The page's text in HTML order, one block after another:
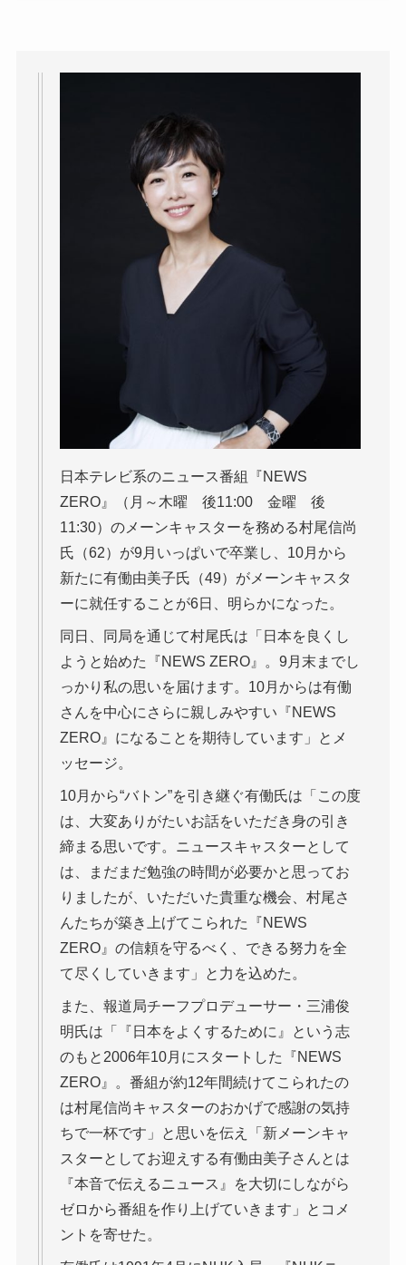
日本テレビ系のニュース番組『NEWS
ZERO』（月～木曜 後11:00 金曜 後
11:30）のメーンキャスターを務める村尾信尚
氏（62）が9月いっぱいで卒業し、10月から
新たに有働由美子氏（49）がメーンキャスタ
ーに就任することが6日、明らかになった。
同日、同局を通じて村尾氏は「日本を良くし
ようと始めた『NEWS ZERO』。9月末までし
っかり私の思いを届けます。10月からは有働
さんを中心にさらに親しみやすい『NEWS
ZERO』になることを期待しています」とメ
ッセージ。
10月から“バトン”を引き継ぐ有働氏は「この度
は、大変ありがたいお話をいただき身の引き
締まる思いです。ニュースキャスターとして
は、まだまだ勉強の時間が必要かと思ってお
りましたが、いただいた貴重な機会、村尾さ
んたちが築き上げてこられた『NEWS
ZERO』の信頼を守るべく、できる努力を全
て尽くしていきます」と力を込めた。
また、報道局チーフプロデューサー・三浦俊
明氏は「『日本をよくするために』という志
のもと2006年10月にスタートした『NEWS
ZERO』。番組が約12年間続けてこられたの
は村尾信尚キャスターのおかげで感謝の気持
ちで一杯です」と思いを伝え「新メーンキャ
スターとしてお迎えする有働由美子さんとは
『本音で伝えるニュース』を大切にしながら
ゼロから番組を作り上げていきます」とコメ
ントを寄せた。